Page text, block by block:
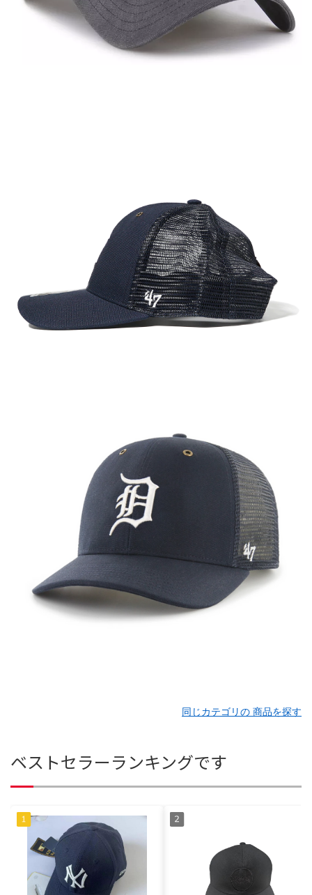
同じカテゴリの 商品を探す
ベストセラーランキングです